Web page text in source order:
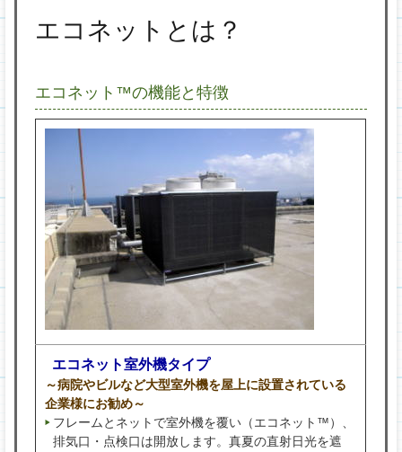
エコネットとは？
エコネット™の機能と特徴
エコネット室外機タイプ
～病院やビルなど大型室外機を屋上に設置されている
企業様にお勧め～
フレームとネットで室外機を覆い（エコネット™）、
排気口・点検口は開放します。真夏の直射日光を遮